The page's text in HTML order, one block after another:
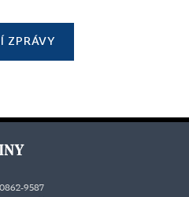
ZPRÁVY
9587